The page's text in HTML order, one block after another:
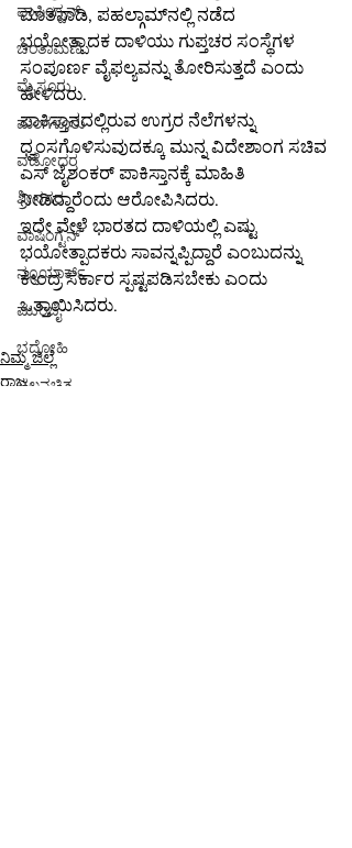
ವಾಷಿಂಗ್ಟನ್
ಚಿಂತಾಮಣಿ
ಮೈಸೂರು
ಮಂಗಳೂರು
ವಡೋದರ
ಶ್ರೀನಗರ
ವಾಷಿಂಗ್ಟನ್
ನ್ಯೂಯಾರ್ಕ್
ಮುಂಬೈ
ಭದೋಹಿ
ಚಲನಚಿತ್ರ
ಮಾತನಾಡಿ, ಪಹಲ್ಗಾಮ್‌ನಲ್ಲಿ ನಡೆದ
ಭಯೋತ್ಪಾದಕ ದಾಳಿಯು ಗುಪ್ತಚರ ಸಂಸ್ಥೆಗಳ
ಸಂಪೂರ್ಣ ವೈಫಲ್ಯವನ್ನು ತೋರಿಸುತ್ತದೆ ಎಂದು
ಹೇಳಿದರು.
ಪಾಕಿಸ್ತಾನದಲ್ಲಿರುವ ಉಗ್ರರ ನೆಲೆಗಳನ್ನು
ಧ್ವಂಸಗೊಳಿಸುವುದಕ್ಕೂ ಮುನ್ನ ವಿದೇಶಾಂಗ ಸಚಿವ
ಎಸ್ ಜೈಶಂಕರ್ ಪಾಕಿಸ್ತಾನಕ್ಕೆ ಮಾಹಿತಿ
ನೀಡಿದ್ದಾರೆಂದು ಆರೋಪಿಸಿದರು.
ಇದೇ ವೇಳೆ ಭಾರತದ ದಾಳಿಯಲ್ಲಿ ಎಷ್ಟು
ಭಯೋತ್ಪಾದಕರು ಸಾವನ್ನಪ್ಪಿದ್ದಾರೆ ಎಂಬುದನ್ನು
ಕೇಂದ್ರ ಸರ್ಕಾರ ಸ್ಪಷ್ಟಪಡಿಸಬೇಕು ಎಂದು
ಒತ್ತಾಯಿಸಿದರು.
ನಿಮ್ಮ ಜಿಲ್ಲೆ
ರಾಜ್ಯ